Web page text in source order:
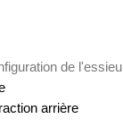
de l'essieu
arrière